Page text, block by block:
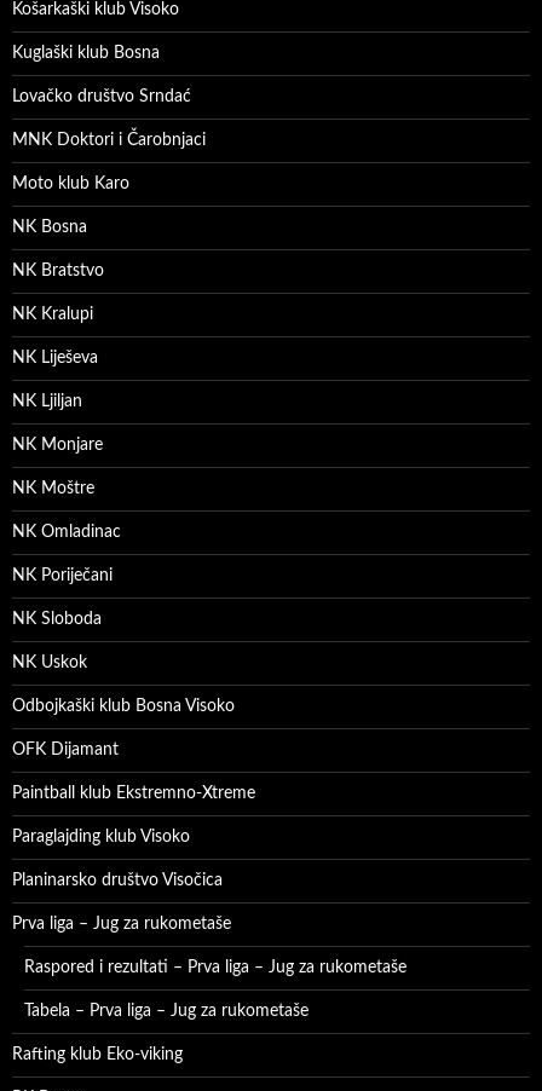
Košarkaški klub Visoko
Kuglaški klub Bosna
Lovačko društvo Srndać
MNK Doktori i Čarobnjaci
Moto klub Karo
NK Bosna
NK Bratstvo
NK Kralupi
NK Liješeva
NK Ljiljan
NK Monjare
NK Moštre
NK Omladinac
NK Poriječani
NK Sloboda
NK Uskok
Odbojkaški klub Bosna Visoko
OFK Dijamant
Paintball klub Ekstremno-Xtreme
Paraglajding klub Visoko
Planinarsko društvo Visočica
Prva liga – Jug za rukometaše
Raspored i rezultati – Prva liga – Jug za rukometaše
Tabela – Prva liga – Jug za rukometaše
Rafting klub Eko-viking